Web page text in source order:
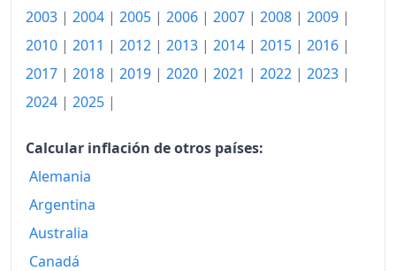
1993
1,049.14
1994
1,067.46
1995
1998
1999
2003 | 2004 | 2005 | 2006 | 2007 | 2008 | 2009 |
2010 | 2011 | 2012 | 2013 | 2014 | 2015 | 2016 |
2017 | 2018 | 2019 | 2020 | 2021 | 2022 | 2023 |
2024 | 2025 |
Calcular inflación de otros países:
Alemania
Argentina
Australia
Canadá